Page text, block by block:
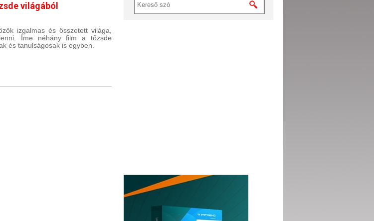
világából
izgalmas és összetett világa,
Íme néhány film a tőzsde
és tanulságosak is egyben.